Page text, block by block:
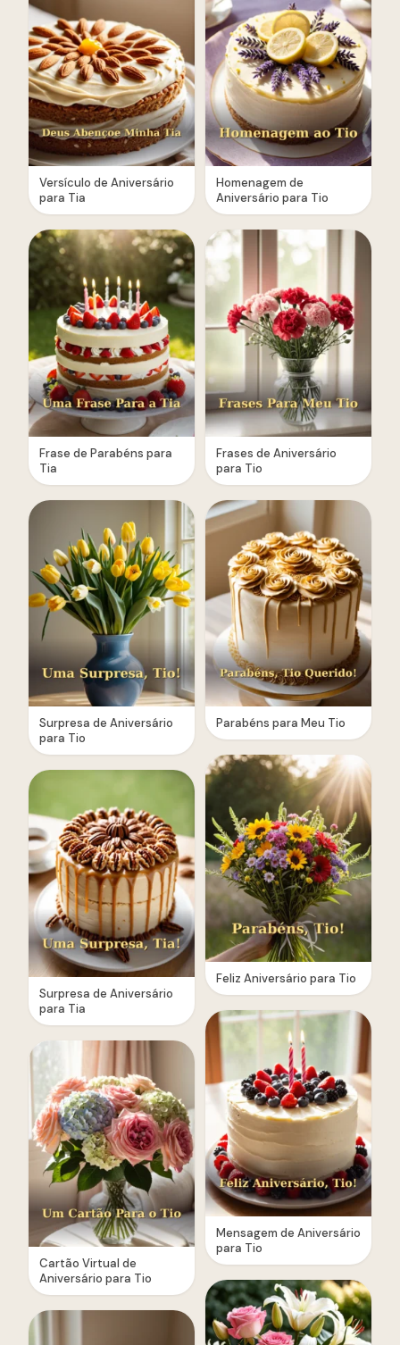
Versículo de Aniversário
para Tia
Frase de Parabéns para
Tia
Surpresa de Aniversário
para Tio
Surpresa de Aniversário
para Tia
Cartão Virtual de
Aniversário para Tio
Homenagem de
Aniversário para Tio
Frases de Aniversário
para Tio
Parabéns para Meu Tio
Feliz Aniversário para Tio
Mensagem de Aniversário
para Tio